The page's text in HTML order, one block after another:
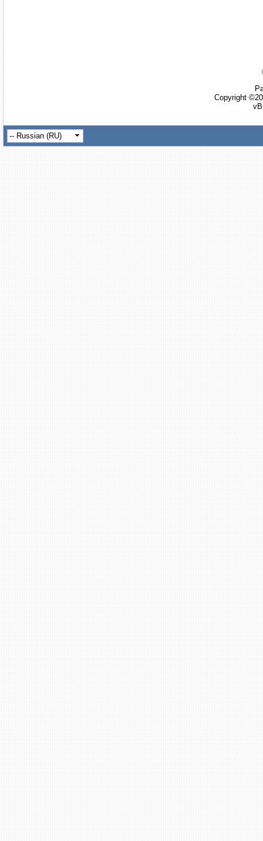
Copyright